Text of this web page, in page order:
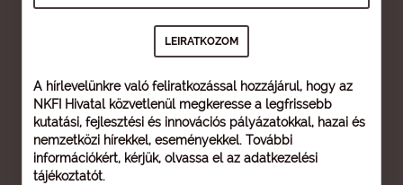
A hírlevelünkre való feliratkozással hozzájárul, hogy az
NKFI Hivatal közvetlenül megkeresse a legfrissebb
kutatási, fejlesztési és innovációs pályázatokkal, hazai és
nemzetközi hírekkel, eseményekkel. További
információkért, kérjük, olvassa el az adatkezelési
tájékoztatót.